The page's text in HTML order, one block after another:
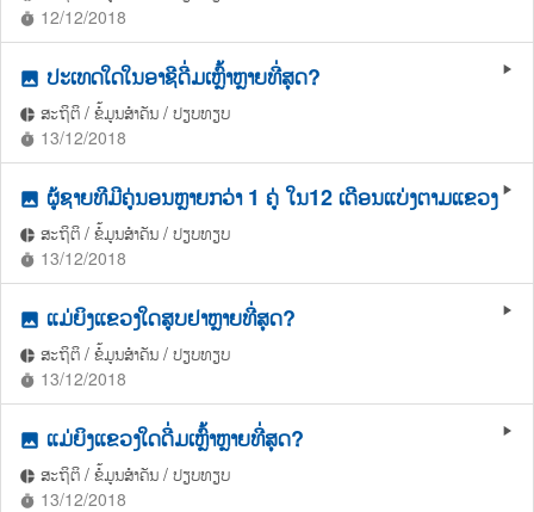
timer 12/12/2018
play_arrow
photo ປະເທດໃດໃນອາຊີດື່ມເຫຼົ້າຫຼາຍທີ່ສຸດ?
pie_chart ສະຖິຕິ / ຂໍ້ມູນສຳຄັນ / ປຽບທຽບ
timer 13/12/2018
play_arrow
photo ຜູ້ຊາຍທີມີຄູ່ນອນຫຼາຍກວ່າ 1 ຄູ່ ໃນ12 ເດືອນແບ່ງຕາມແຂວງ
pie_chart ສະຖິຕິ / ຂໍ້ມູນສຳຄັນ / ປຽບທຽບ
timer 13/12/2018
play_arrow
photo ແມ່ຍິງແຂວງໃດສູບຢາຫຼາຍທີ່ສຸດ?
pie_chart ສະຖິຕິ / ຂໍ້ມູນສຳຄັນ / ປຽບທຽບ
timer 13/12/2018
play_arrow
photo ແມ່ຍິງແຂວງໃດດື່ມເຫຼົ້າຫຼາຍທີ່ສຸດ?
pie_chart ສະຖິຕິ / ຂໍ້ມູນສຳຄັນ / ປຽບທຽບ
timer 13/12/2018